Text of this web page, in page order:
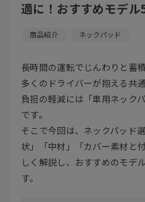
適に！おすすめモデル
商品紹介 ネックパッド
長時間の運転でじんわりと蓄
多くのドライバーが抱える共
負担の軽減には「車用ネック
です。
そこで今回は、ネックパッド
状」「中材」「カバー素材と
しく解説し、おすすめのモデ
す。